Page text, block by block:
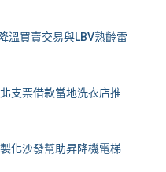
溫買賣交易與LBV熟齡雷
支票借款當地洗衣店推
化沙發幫助昇降機電梯